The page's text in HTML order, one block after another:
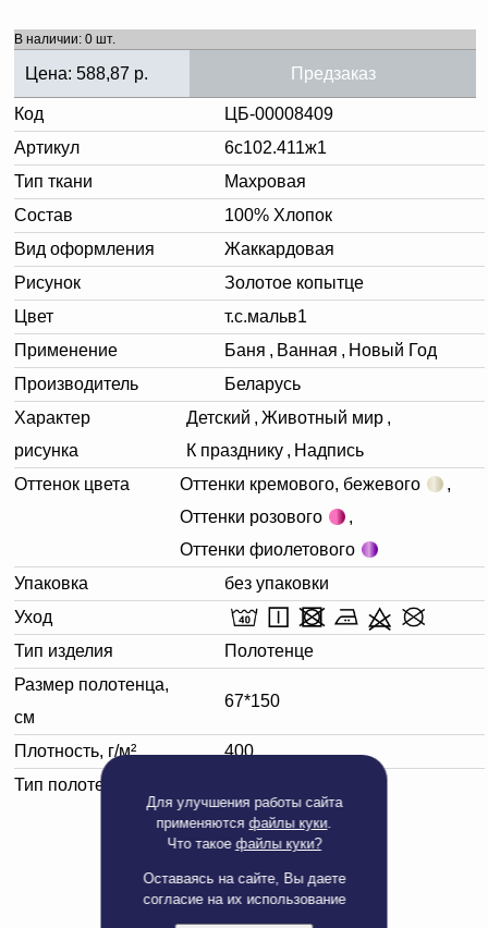
Для улучшения работы сайта
применяютсяфайлы куки.
Что такое файлы куки?
Оставаясь на сайте, Вы даете
согласие на их использование
В наличии: 0 шт.
Цена: 588,87 р. Предзаказ
Код
ЦБ-00008409
Артикул
6с102.411ж1
Тип ткани
Махровая
Состав
100% Хлопок
Вид оформления
Жаккардовая
Рисунок
Золотое копытце
Цвет
т.с.мальв1
Применение
Баня , Ванная , Новый Год
Производитель
Беларусь
Характер
рисунка
Детский , Животный мир ,
К празднику , Надпись
Оттенок цвета
Оттенки кремового, бежевого
,
Оттенки розового
,
Оттенки фиолетового
Упаковка
без упаковки
Уход
Тип изделия
Полотенце
Размер полотенца,
см
67*150
Плотность, г/м²
400
Тип полотенца